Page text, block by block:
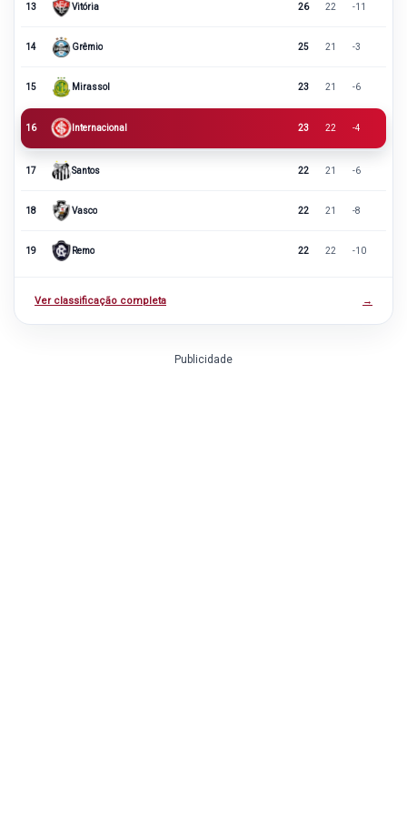
13 Vitória 26 22 -11
14 Grêmio 25 21 -3
15 Mirassol 23 21 -6
16 Internacional 23 22 -4
17 Santos 22 21 -6
18 Vasco 22 21 -8
19 Remo 22 22 -10
Ver classificação completa →
Publicidade